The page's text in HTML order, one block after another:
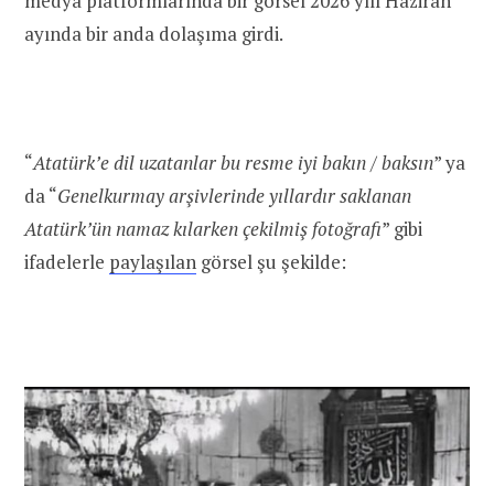
ayında bir anda dolaşıma girdi.
“Atatürk’e dil uzatanlar bu resme iyi bakın / baksın” ya
da “Genelkurmay arşivlerinde yıllardır saklanan
Atatürk’ün namaz kılarken çekilmiş fotoğrafı” gibi
ifadelerle paylaşılan görsel şu şekilde: